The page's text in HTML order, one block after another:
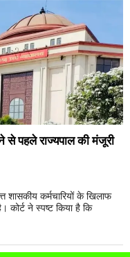
से पहले राज्यपाल की मंजूरी
शासकीय कर्मचारियों के खिलाफ
कोर्ट ने स्पष्ट किया है कि